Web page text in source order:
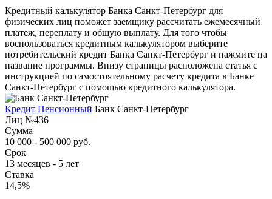
Кредитный калькулятор Банка Санкт-Петербург для
физических лиц поможет заемщику рассчитать ежемесячный
платеж, переплату и общую выплату. Для того чтобы
воспользоваться кредитным калькулятором выберите
потребительский кредит Банка Санкт-Петербург и нажмите на
название программы. Внизу страницы расположена статья с
инструкцией по самостоятельному расчету кредита в Банке
Санкт-Петербург с помощью кредитного калькулятора.
Кредит Пенсионный Банк Санкт-Петербург
Лиц №436
Сумма
10 000 - 500 000 руб.
Срок
13 месяцев - 5 лет
Ставка
14,5%